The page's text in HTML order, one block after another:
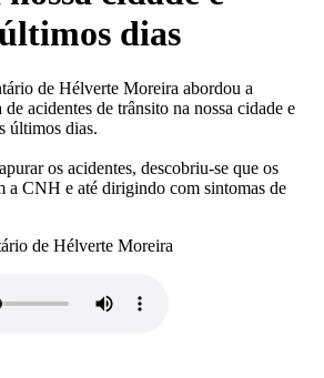
dias
de Hélverte Moreira abordou a
de acidentes de trânsito na nossa cidade e
últimos dias.
os acidentes, descobriu-se que os
a CNH e até dirigindo com sintomas de
de Hélverte Moreira